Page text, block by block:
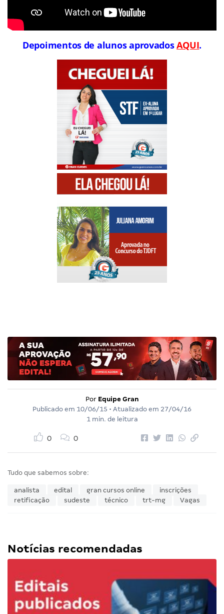
Depoimentos de alunos aprovadosAQUI.
Por Equipe Gran
Publicado em 10/06/15 • Atualizado em 27/04/16
1 min. de leitura
0 0
Tudo que sabemos sobre:
analista edital gran cursos online
inscrições
retificação
sudeste técnico trt-mg Vagas
Notícias recomendadas